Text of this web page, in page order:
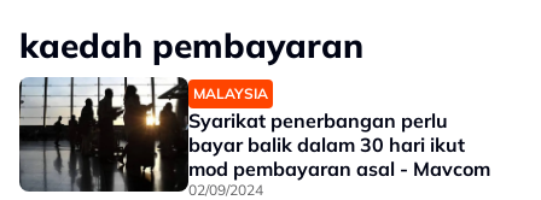
kaedah pembayaran
MALAYSIA
Syarikat penerbangan perlu
bayar balik dalam 30 hari ikut
mod pembayaran asal - Mavcom
02/09/2024